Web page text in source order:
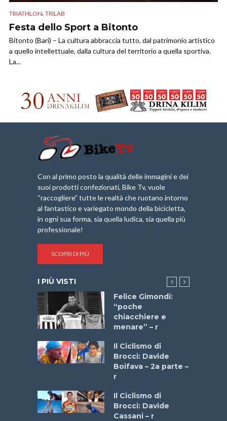
TRIATHLON, TRILAB
Festa dello Sport a Bitonto
Bitonto (Bari) – La cultura abbraccia tutto, dal patrimonio artistico
a quello intellettuale, dalla cultura del territorio a quella sportiva.
La...
Con al primo posto la qualità delle immagini e dei
suoi prodotti confezionati, Bike Tv, vuole
“raccogliere” tutte le realtà che ruotano intorno
al fantastico e variegato mondo della bicicletta,
in ogni sua forma, sia quella ludica, sia quella più
professionale!
SCOPRI DI PIÙ
I PIÙ VISTI
Felice Gimondi:
“poche
chiacchiere e
menare” – r
Il Ciclismo di
Brocci: Davide
Boifava – 2a parte –
r
Il Ciclismo di
Brocci: Davide
Cassani – r